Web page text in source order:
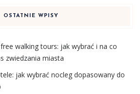
OSTATNIE WPISY
walking tours: jak wybrać i na co
zwiedzania miasta
jak wybrać nocleg dopasowany do